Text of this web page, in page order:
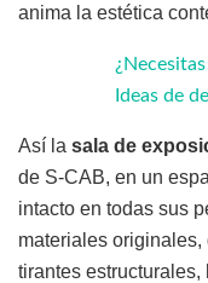
anima la estética
Ideas de
Así la sala de
de S-CAB, en un
intacto en todas sus
materiales
tirantes